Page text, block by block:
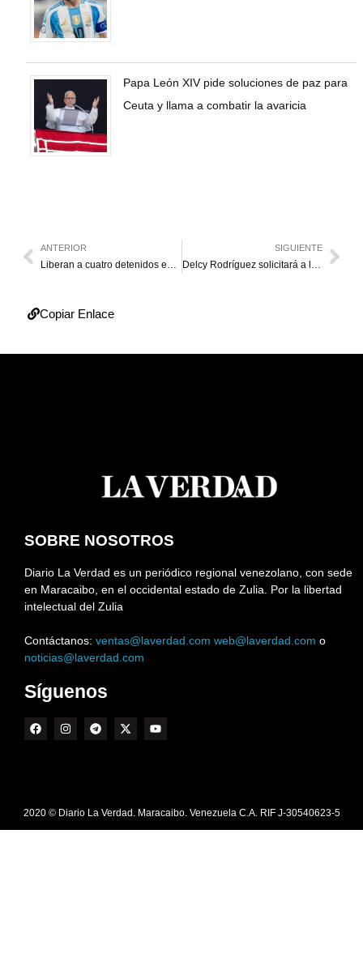
Papa León XIV pide soluciones de paz para
Ceuta y llama a combatir la avaricia
ANTERIOR SIGUIENTE
Copiar Enlace
SOBRE NOSOTROS
Diario La Verdad es un periódico regional venezolano, con sede
en Maracaibo, en el occidental estado de Zulia. Por la libertad
intelectual del Zulia
Contáctanos: ventas@laverdad.com web@laverdad.com o
noticias@laverdad.com
Síguenos
2020 © Diario La Verdad. Maracaibo. Venezuela C.A. RIF J-30540623-5